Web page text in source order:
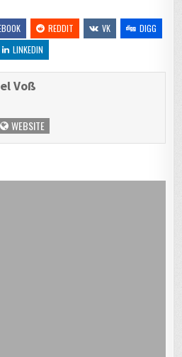
REDDIT VK
DIGG
LINKEDIN
Voß
WEBSITE